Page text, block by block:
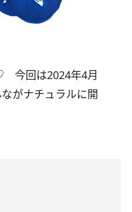
今回は2024年4月
がナチュラルに開